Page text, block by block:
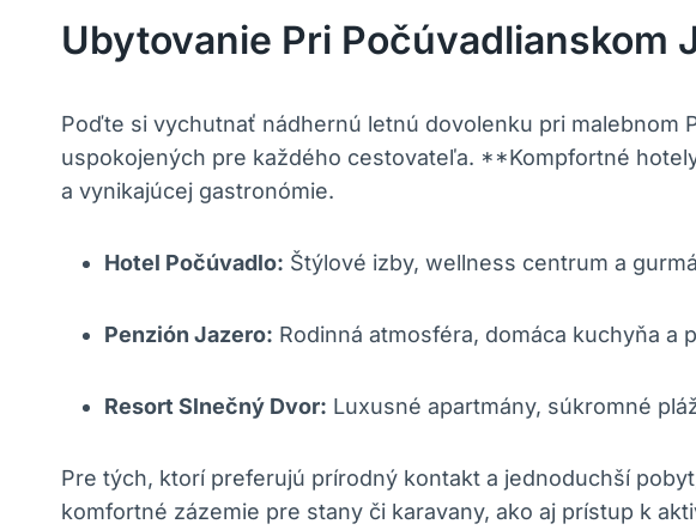
Ubytovanie Pri Počúvadlianskom
Poďte si vychutnať nádhernú letnú dovolenku pri
uspokojených pre každého cestovateľa. **Kompfortné
a vynikajúcej gastronómie.
Hotel Počúvadlo: Štýlové izby, wellness centrum a
Penzión Jazero: Rodinná atmosféra, domáca kuchyňa a
Resort Slnečný Dvor: Luxusné apartmány, súkromné
Pre tých, ktorí preferujú prírodný kontakt a jednoduchší
komfortné zázemie pre stany či karavany, ako aj prístup k